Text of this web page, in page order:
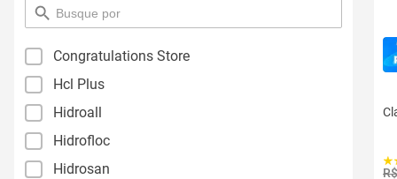
pesquisar
por
Congratulations Store
Hcl Plus
Hidroall
Hidrofloc
Hidrosan